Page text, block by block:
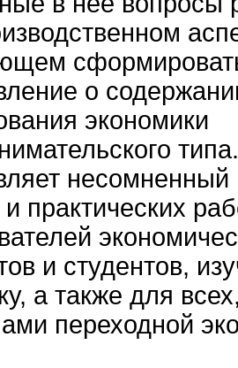
о
экономики
несомненный
практических
и студентов,
а также для
переходной